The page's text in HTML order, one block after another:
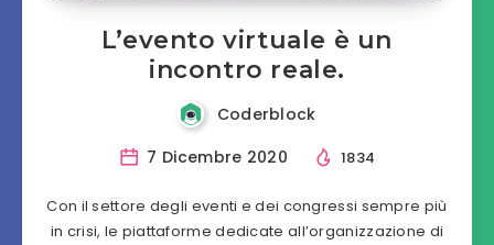
L’evento virtuale è un
incontro reale.
Coderblock
7 Dicembre 2020
1834
Con il settore degli eventi e dei congressi sempre più
in crisi, le piattaforme dedicate all’organizzazione di